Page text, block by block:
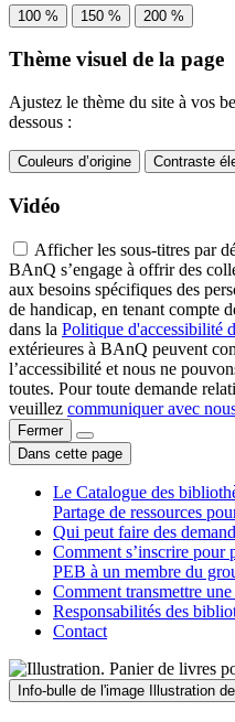
100 % 150 % 200 %
Thème visuel de la page
Ajustez le thème du site à vos
dessous :
Couleurs d’origine Contraste
Vidéo
Afficher les sous-titres par
BAnQ s’engage à offrir des
aux besoins spécifiques des
de handicap, en tenant compte
dans la Politique d'accessibilité
extérieures à BAnQ peuvent
l’accessibilité et nous ne
toutes. Pour toute demande
veuillez communiquer avec
Fermer
Dans cette page
Le Catalogue des
Partage de ressources
Qui peut faire des
Comment s’inscrire pour
PEB à un membre du
Comment transmettre
Responsabilités des
Contact
Info-bulle de l'image Illustration